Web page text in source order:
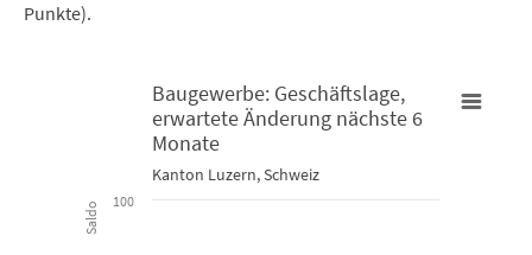
Punkte).
Baugewerbe: Geschäftslage, erwartete Änderung nächste 6
Combination chart with 3 data series.
Kanton Luzern, Schweiz
Saldo
Baugewerbe: Geschäftslage,
erwartete Änderung nächste 6
Monate
Kanton Luzern, Schweiz
100